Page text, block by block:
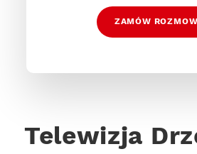
ZAMÓW
Telewizja